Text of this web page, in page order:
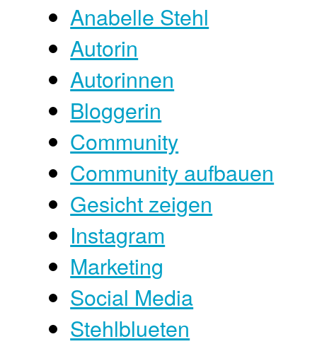
Anabelle Stehl
Autorin
Autorinnen
Bloggerin
Community
Community aufbauen
Gesicht zeigen
Instagram
Marketing
Social Media
Stehlblueten